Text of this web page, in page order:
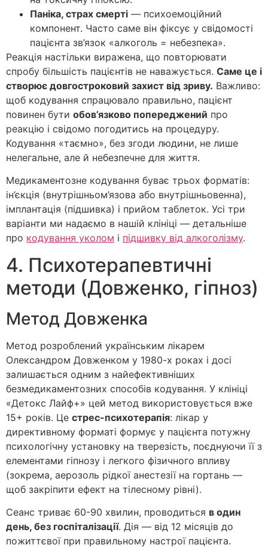
Паніка, страх смерті — психоемоційний
компонент. Часто саме він фіксує у свідомості
пацієнта зв’язок «алкоголь = небезпека».
Реакція настільки виражена, що повторювати
спробу більшість пацієнтів не наважується. Саме це і
створює довгостроковий захист від зриву. Важливо:
щоб кодування спрацювало правильно, пацієнт
повинен бути обов’язково попереджений про
реакцію і свідомо погодитись на процедуру.
Кодування «таємно», без згоди людини, не лише
нелегальне, але й небезпечне для життя.
Медикаментозне кодування буває трьох форматів:
ін’єкція (внутрішньом’язова або внутрішньовенна),
імплантація (підшивка) і прийом таблеток. Усі три
варіанти ми надаємо в нашій клініці — детальніше
про кодування уколом і підшивку від алкоголізму.
4. Психотерапевтичні
методи (Довженко, гіпноз)
Метод Довженка
Метод розроблений українським лікарем
Олександром Довженком у 1980-х роках і досі
залишається одним з найефективніших
безмедикаментозних способів кодування. У клініці
«Детокс Лайф+» цей метод використовується вже
15+ років. Це стрес-психотерапія: лікар у
директивному форматі формує у пацієнта потужну
психологічну установку на тверезість, поєднуючи її з
елементами гіпнозу і легкого фізичного впливу
(зокрема, аерозоль рідкої анестезії на гортань —
щоб закріпити ефект на тілесному рівні).
Сеанс триває 60-90 хвилин, проводиться в один
день, без госпіталізації. Дія — від 12 місяців до
пожиттєвої при правильному настрої пацієнта.